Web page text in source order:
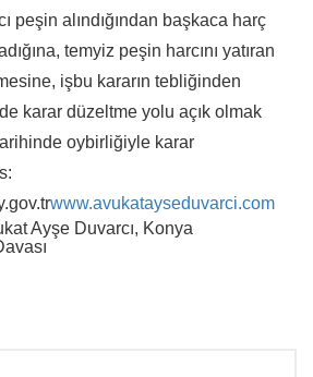
peşin alındığından başkaca harç
temyiz peşin harcını yatıran
işbu kararın tebliğinden
karar düzeltme yolu açık olmak
oybirliğiyle karar
www.avukatayseduvarci.com
Ayşe Duvarcı, Konya